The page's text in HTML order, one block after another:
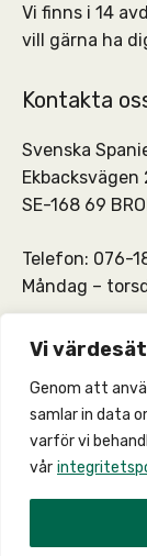
Vi
Genom att
samlar in data
varför vi
vår
Vi finns i 14
vill gärna ha
Kontakta
Svenska
Ekbacksvägen
SE-168 69
Telefon: 076-
Måndag –
SSRKs kansli
SSRKs